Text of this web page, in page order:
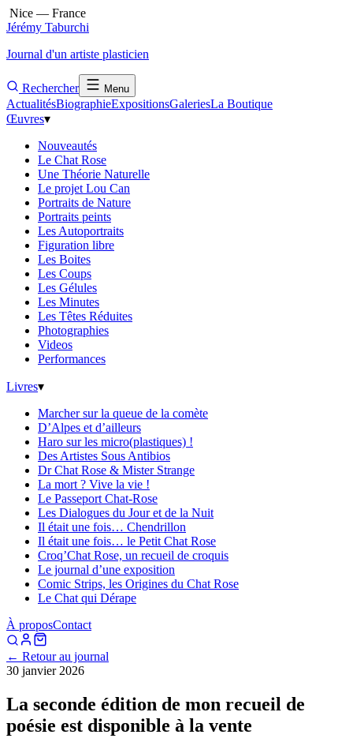
Nice — France
Jérémy Taburchi
Journal d'un artiste plasticien
Rechercher Menu
ActualitésBiographieExpositionsGaleriesLa Boutique
Œuvres▾
Nouveautés
Le Chat Rose
Une Théorie Naturelle
Le projet Lou Can
Portraits de Nature
Portraits peints
Les Autoportraits
Figuration libre
Les Boites
Les Coups
Les Gélules
Les Minutes
Les Têtes Réduites
Photographies
Videos
Performances
Livres▾
Marcher sur la queue de la comète
D’Alpes et d’ailleurs
Haro sur les micro(plastiques) !
Des Artistes Sous Antibios
Dr Chat Rose & Mister Strange
La mort ? Vive la vie !
Le Passeport Chat-Rose
Les Dialogues du Jour et de la Nuit
Il était une fois… Chendrillon
Il était une fois… le Petit Chat Rose
Croq’Chat Rose, un recueil de croquis
Le journal d’une exposition
Comic Strips, les Origines du Chat Rose
Le Chat qui Dérape
À proposContact
← Retour au journal
30 janvier 2026
La seconde édition de mon recueil de
poésie est disponible à la vente